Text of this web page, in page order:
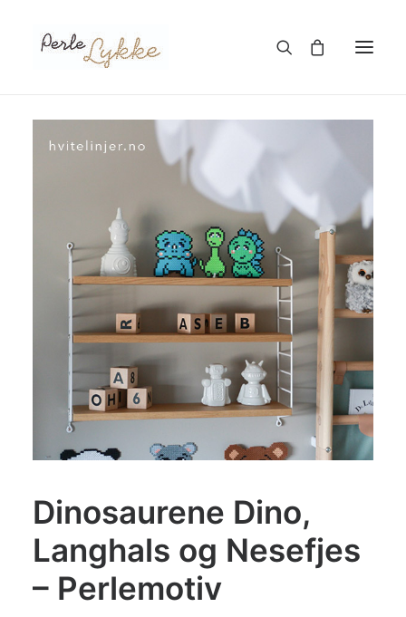
Hjem
Nettbutikk
Blogg
Om meg
Kontakt
TIL HANDLEKURV
Dinosaurene Dino,
Langhals og Nesefjes
– Perlemotiv